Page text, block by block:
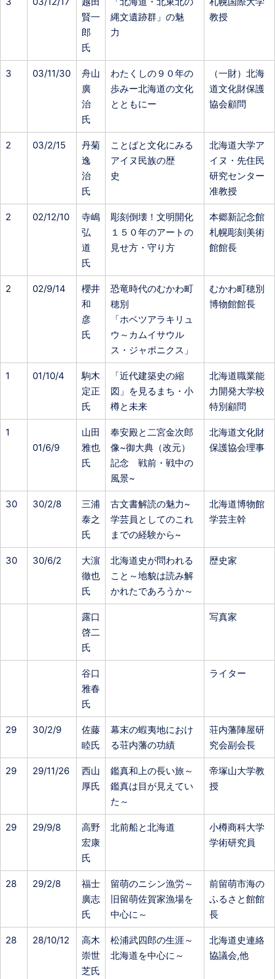
賢一
郎
氏
縄文遺跡群」の魅
力
教授
3 03/11/30
舟山
廣
治
氏
わたくしの９０年の
歩みー北海道の文化
とともにー
（一財）北海
道文化財保護
協会顧問
2 03/2/15
丹菊
逸
治
氏
ことばと文化にみる
アイヌ民族の歴
史
北海道大学ア
イヌ・先住民
研究センター
准教授
2 02/12/10
寺嶋
弘
道
氏
彫刻倒壊！文明開化
１５０年のアートの
見せ方・守り方
本郷新記念館
札幌彫刻美術
館館長
2 02/9/14
櫻井
和
彦
氏
恐竜時代のむかわ町
穂別
「ホベツアラキリュ
ウ～カムイサウル
ス・ジャポニクス」
むかわ町穂別
博物館館長
1 01/10/4
駒木
定正
氏
「近代建築史の縮
図」を見るまち・小
樽と未来
北海道職業能
力開発大学校
特別顧問
1
01/6/9
山田
雅也
氏
奉安殿と二宮金次郎
像~御大典（改元）
記念 戦前・戦中の
風景~
北海道文化財
保護協会理事
30 30/2/8
三浦
泰之
氏
古文書解読の魅力~
学芸員としてのこれ
までの経験から~
北海道博物館
学芸主幹
30 30/6/2
大濵
徹也
氏
北海道史が問われる
こと～地貌は読み解
かれたであろうか～
歴史家
露口
啓二
氏
写真家
谷口
雅春
氏
ライター
29 30/2/9
佐藤
睦氏
幕末の蝦夷地におけ
る荘内藩の功績
荘内藩陣屋研
究会副会長
29 29/11/26
西山
厚氏
鑑真和上の長い旅～
鑑真は目が見えてい
た～
帝塚山大学教
授
29 29/9/8
高野
宏康
氏
北前船と北海道
小樽商科大学
学術研究員
28 29/2/8
福士
廣志
氏
留萌のニシン漁労～
旧留萌佐賀家漁場を
中心に～
前留萌市海の
ふるさと館館
長
28 28/10/12
高木
崇世
芝氏
松浦武四郎の生涯～
北海道を中心に～
北海道史連絡
協議会,他